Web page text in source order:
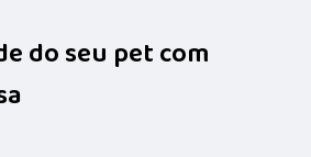
do seu pet com